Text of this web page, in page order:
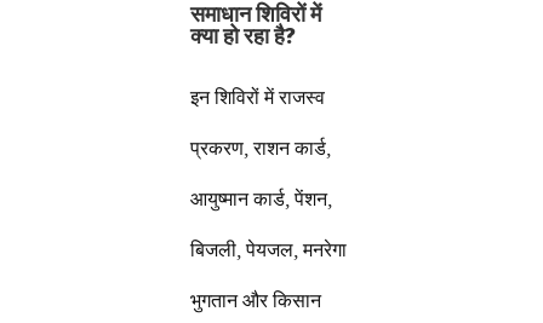
समाधान शिविरों में
क्या हो रहा है?
इन शिविरों में राजस्व
प्रकरण, राशन कार्ड,
आयुष्मान कार्ड, पेंशन,
बिजली, पेयजल, मनरेगा
भुगतान और किसान